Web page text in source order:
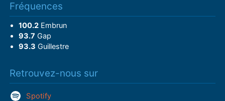
Fréquences
100.2Embrun
93.7 Gap
93.3 Guillestre
Retrouvez-nous sur
Spotify